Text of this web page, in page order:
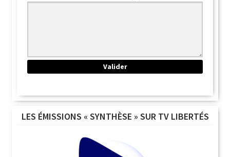
LES ÉMISSIONS « SYNTHÈSE » SUR TV LIBERTÉS